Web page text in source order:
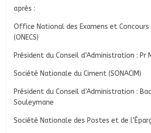
après :
Office National des Examens et Concours
(ONECS)
Président du Conseil d’Administration : Pr
Société Nationale du Ciment (SONACIM)
Président du Conseil d’Administration :
Souleymane
Société Nationale des Postes et de